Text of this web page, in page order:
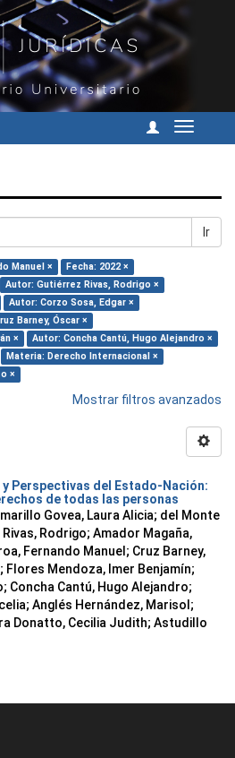
Cambiar
Ir
Manuel ×
Fecha: 2022 ×
Autor: Gutiérrez Rivas, Rodrigo ×
Autor: Corzo Sosa, Edgar ×
Barney, Óscar ×
×
Autor: Concha Cantú, Hugo Alejandro ×
Materia: Derecho Internacional ×
×
Mostrar filtros avanzados
y Perspectivas del Estado-Nación:
de todas las personas
Govea, Laura Alicia; del Monte
Rodrigo; Amador Magaña,
Fernando Manuel ; Cruz Barney,
; Flores Mendoza, Imer Benjamín;
; Concha Cantú, Hugo Alejandro;
; Anglés Hernández, Marisol ;
Donatto, Cecilia Judith; Astudillo